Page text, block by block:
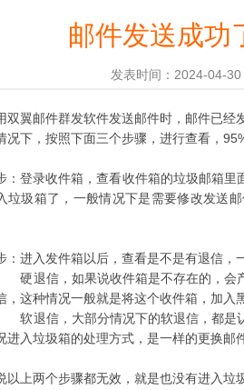
邮件发送成功
发表时间：2024-04-
双翼邮件群发软件发送邮件时，邮件已经
况下，按照下面三个步骤，进行查看，
：登录收件箱，查看收件箱的垃圾邮箱
垃圾箱了，一般情况下是需要修改发送
：进入发件箱以后，查看是不是有退信
信，如果说收件箱是不存在的，会产
，这种情况一般就是将这个收件箱，加入
信，大部分情况下的软退信，都是认
进入垃圾箱的处理方式，是一样的更换邮
以上两个步骤都无效，就是也没有进入垃